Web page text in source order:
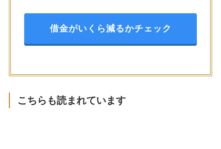
借金がいくら減るかチェック
こちらも読まれています